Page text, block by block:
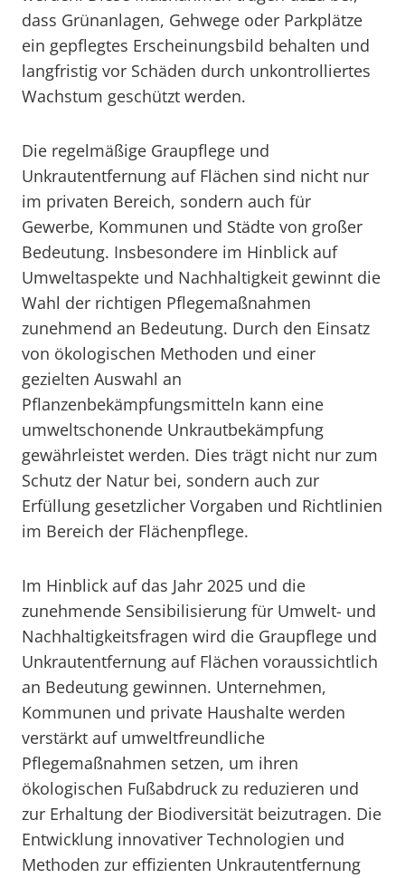
dass Grünanlagen, Gehwege oder Parkplätze
ein gepflegtes Erscheinungsbild behalten und
langfristig vor Schäden durch unkontrolliertes
Wachstum geschützt werden.
Die regelmäßige Graupflege und
Unkrautentfernung auf Flächen sind nicht nur
im privaten Bereich, sondern auch für
Gewerbe, Kommunen und Städte von großer
Bedeutung. Insbesondere im Hinblick auf
Umweltaspekte und Nachhaltigkeit gewinnt die
Wahl der richtigen Pflegemaßnahmen
zunehmend an Bedeutung. Durch den Einsatz
von ökologischen Methoden und einer
gezielten Auswahl an
Pflanzenbekämpfungsmitteln kann eine
umweltschonende Unkrautbekämpfung
gewährleistet werden. Dies trägt nicht nur zum
Schutz der Natur bei, sondern auch zur
Erfüllung gesetzlicher Vorgaben und Richtlinien
im Bereich der Flächenpflege.
Im Hinblick auf das Jahr 2025 und die
zunehmende Sensibilisierung für Umwelt- und
Nachhaltigkeitsfragen wird die Graupflege und
Unkrautentfernung auf Flächen voraussichtlich
an Bedeutung gewinnen. Unternehmen,
Kommunen und private Haushalte werden
verstärkt auf umweltfreundliche
Pflegemaßnahmen setzen, um ihren
ökologischen Fußabdruck zu reduzieren und
zur Erhaltung der Biodiversität beizutragen. Die
Entwicklung innovativer Technologien und
Methoden zur effizienten Unkrautentfernung